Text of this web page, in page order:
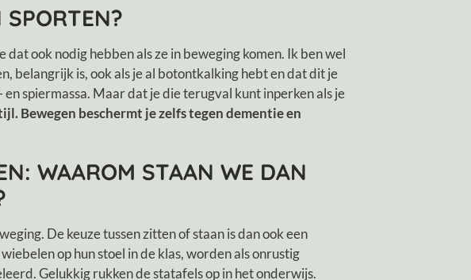
ook nodig hebben als ze in beweging komen. Ik ben wel
belangrijk is, ook als je al botontkalking hebt en dat dit je
spiermassa. Maar dat je die terugval kunt inperken als je
Bewegen beschermt je zelfs tegen dementie en
WAAROM STAAN WE DAN
De keuze tussen zitten of staan is dan ook een
op hun stoel in de klas, worden als onrustig
Gelukkig rukken de statafels op in het onderwijs.